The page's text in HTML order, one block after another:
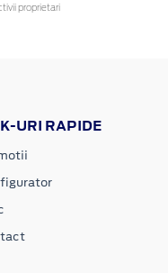
proprietari
URI RAPIDE